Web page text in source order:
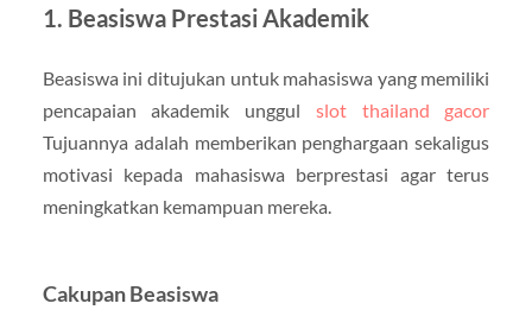
1. Beasiswa Prestasi Akademik
Beasiswa ini ditujukan untuk mahasiswa yang memiliki
pencapaian akademik unggul slot thailand gacor
Tujuannya adalah memberikan penghargaan sekaligus
motivasi kepada mahasiswa berprestasi agar terus
meningkatkan kemampuan mereka.
Cakupan Beasiswa